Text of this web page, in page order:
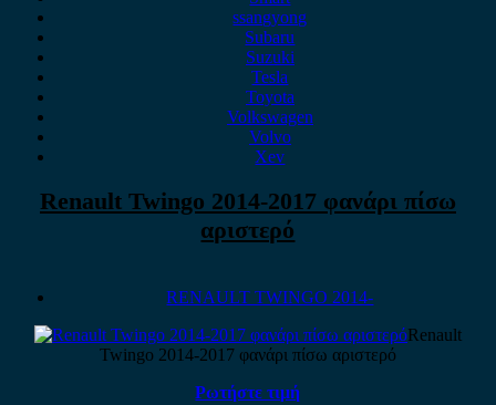
ssangyong
Subaru
Suzuki
Tesla
Toyota
Volkswagen
Volvo
Xev
Renault Twingo 2014-2017 φανάρι πίσω
αριστερό
RENAULT TWINGO 2014-
Renault
Twingo 2014-2017 φανάρι πίσω αριστερό
Ρωτήστε τιμή